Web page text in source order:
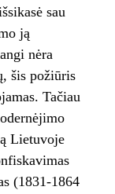
sau
ją
nėra
šis požiūris
Tačiau
Lietuvoje
(1831-1864